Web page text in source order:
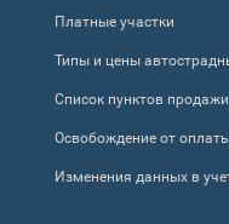
Платные участки
Типы и цены
Список пунктов продажи
Освобождение от
Изменения данных в